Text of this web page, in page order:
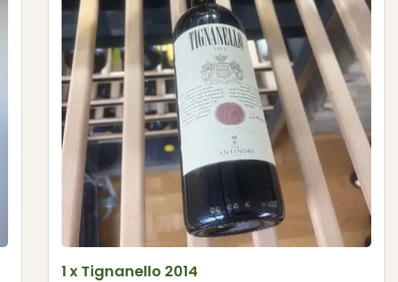
1 x Tignanello 2014